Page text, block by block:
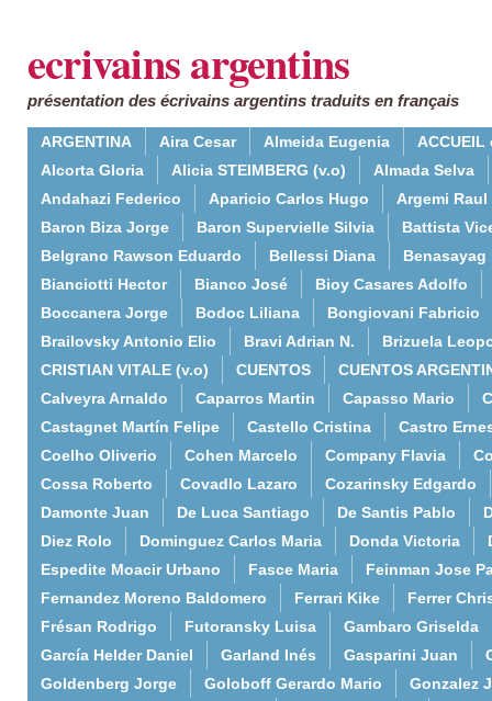
ecrivains argentins
présentation des écrivains argentins traduits en français
ARGENTINA Aira Cesar Almeida Eugenia
ACCUEIL
Alcorta Gloria
Alicia STEIMBERG (v.o)
Almada Selva
Andahazi Federico
Aparicio Carlos Hugo
Argemi Raul
Baron Biza Jorge
Baron Supervielle Silvia
Battista
Belgrano Rawson Eduardo
Bellessi Diana
Benasayag
Bianciotti Hector
Bianco José
Bioy Casares Adolfo
Boccanera Jorge
Bodoc Liliana
Bongiovani Fabricio
Brailovsky Antonio Elio
Bravi Adrian N.
Brizuela
CRISTIAN VITALE (v.o)
CUENTOS
CUENTOS
Calveyra Arnaldo
Caparros Martin Capasso Mario
Castagnet Martín Felipe
Castello Cristina
Castro
Coelho Oliverio
Cohen Marcelo Company Flavia
Cossa Roberto
Covadlo Lazaro
Cozarinsky Edgardo
Damonte Juan
De Luca Santiago De Santis Pablo
Diez Rolo
Dominguez Carlos Maria Donda Victoria
Espedite Moacir Urbano
Fasce Maria
Feinman Jose
Fernandez Moreno Baldomero
Ferrari Kike
Ferrer
Frésan Rodrigo
Futoransky Luisa
Gambaro Griselda
García Helder Daniel
Garland Inés Gasparini Juan
Goldenberg Jorge
Goloboff Gerardo Mario
Gonzalez